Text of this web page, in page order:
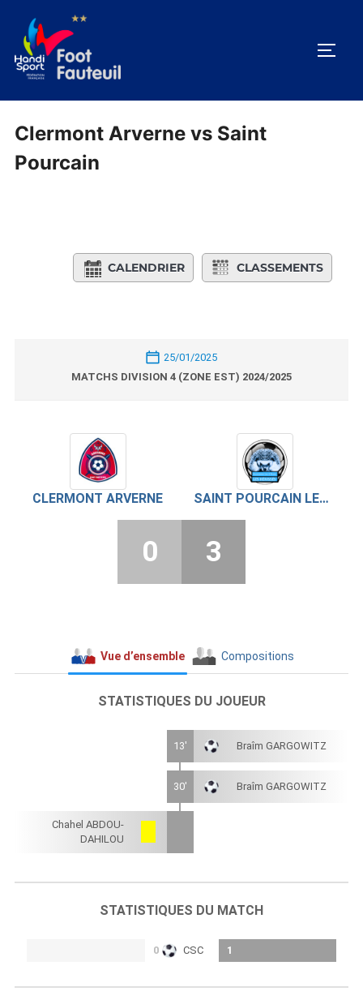
contenu
Clermont Arverne vs Saint
Pourcain
CALENDRIER CLASSEMENTS
25/01/2025
MATCHS DIVISION 4 (ZONE EST) 2024/2025
CLERMONT ARVERNE SAINT POURCAIN LES HÉRISSÉS
0 3
Vue d’ensemble Compositions
STATISTIQUES DU JOUEUR
13' Braîm GARGOWITZ
30' Braîm GARGOWITZ
Chahel ABDOU-
DAHILOU
STATISTIQUES DU MATCH
0 CSC 1